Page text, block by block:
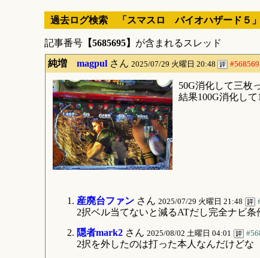
過去ログ検索 「スマスロ バイオハザード５」
記事番号 【5685695】 が含まれるスレッド
純増 magpulさん 2025/07/29 火曜日 20:48
50G消化して三枚
結果100G消化して
産廃台ファンさん 2025/07/29 火曜日 21:48
2択ベル当てないと減るATだし完全ナビ
隠者mark2さん 2025/08/02 土曜日 04:01
2択を外したのは打った本人なんだけどな